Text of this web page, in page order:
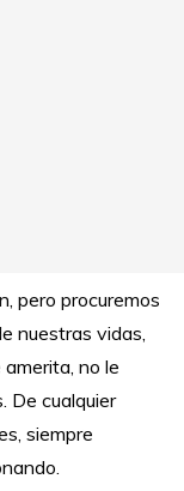
pero procuremos
nuestras vidas,
no le
De cualquier
siempre